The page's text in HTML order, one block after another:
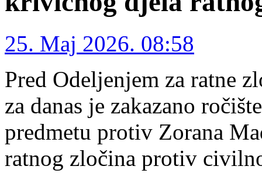
25. Maj 2026. 08:58
Pred Odeljenjem za ratne
za danas je zakazano
predmetu protiv Zorana
ratnog zločina protiv